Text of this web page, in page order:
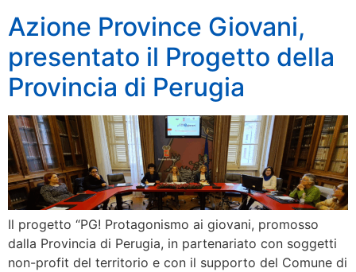
Azione Province Giovani,
presentato il Progetto della
Provincia di Perugia
Il progetto “PG! Protagonismo ai giovani, promosso
dalla Provincia di Perugia, in partenariato con soggetti
non-profit del territorio e con il supporto del Comune di